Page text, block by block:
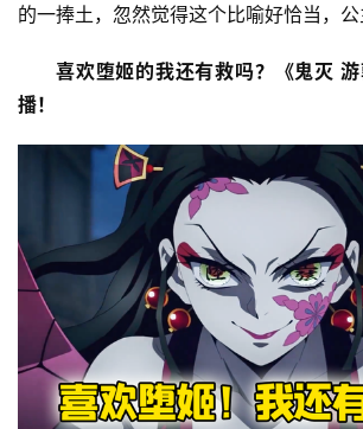
的一捧土，忽然觉得这个比喻好恰当，公
喜欢堕姬的我还有救吗？《鬼灭
播！